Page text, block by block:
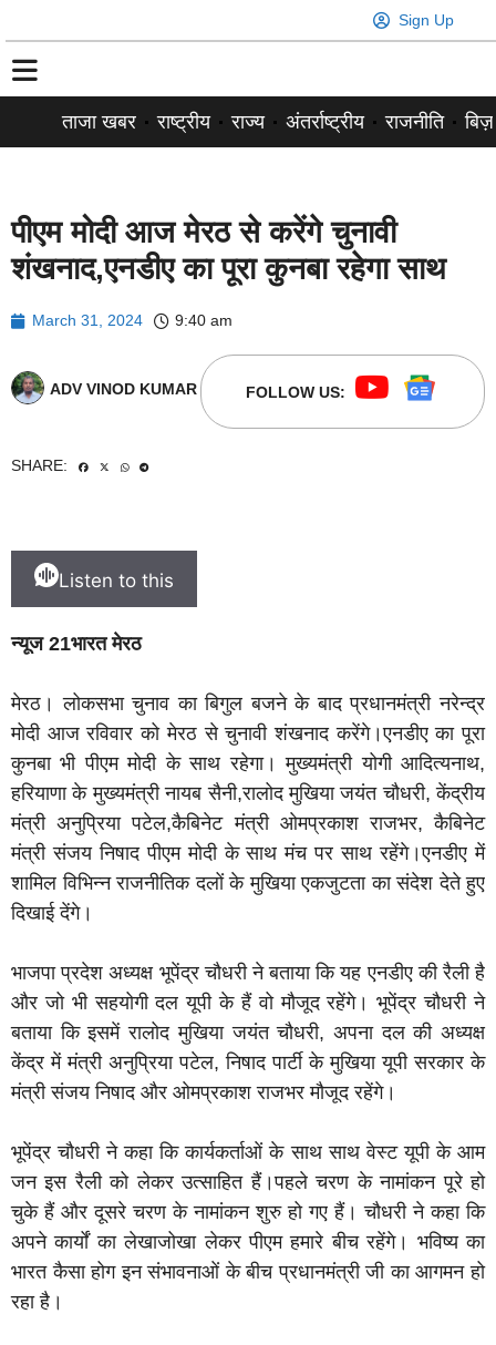
Sign Up
ताजा खबर राष्ट्रीय राज्य अंतर्राष्ट्रीय राजनीति
पीएम मोदी आज मेरठ से करेंगे चुनावी
शंखनाद,एनडीए का पूरा कुनबा रहेगा साथ
March 31, 2024 9:40 am
ADV VINOD KUMAR FOLLOW US:
SHARE:
Listen to this
न्यूज 21भारत मेरठ
मेरठ। लोकसभा चुनाव का बिगुल बजने के बाद प्रधानमंत्री नरेन्द्र
मोदी आज रविवार को मेरठ से चुनावी शंखनाद करेंगे।एनडीए का पूरा
कुनबा भी पीएम मोदी के साथ रहेगा। मुख्यमंत्री योगी आदित्यनाथ,
हरियाणा के मुख्यमंत्री नायब सैनी,रालोद मुखिया जयंत चौधरी, केंद्रीय
मंत्री अनुप्रिया पटेल,कैबिनेट मंत्री ओमप्रकाश राजभर, कैबिनेट
मंत्री संजय निषाद पीएम मोदी के साथ मंच पर साथ रहेंगे।एनडीए में
शामिल विभिन्न राजनीतिक दलों के मुखिया एकजुटता का संदेश देते हुए
दिखाई देंगे।
भाजपा प्रदेश अध्यक्ष भूपेंद्र चौधरी ने बताया कि यह एनडीए की रैली है
और जो भी सहयोगी दल यूपी के हैं वो मौजूद रहेंगे। भूपेंद्र चौधरी ने
बताया कि इसमें रालोद मुखिया जयंत चौधरी, अपना दल की अध्यक्ष
केंद्र में मंत्री अनुप्रिया पटेल, निषाद पार्टी के मुखिया यूपी सरकार के
मंत्री संजय निषाद और ओमप्रकाश राजभर मौजूद रहेंगे।
भूपेंद्र चौधरी ने कहा कि कार्यकर्ताओं के साथ साथ वेस्ट यूपी के आम
जन इस रैली को लेकर उत्साहित हैं।पहले चरण के नामांकन पूरे हो
चुके हैं और दूसरे चरण के नामांकन शुरु हो गए हैं। चौधरी ने कहा कि
अपने कार्यों का लेखाजोखा लेकर पीएम हमारे बीच रहेंगे। भविष्य का
भारत कैसा होग इन संभावनाओं के बीच प्रधानमंत्री जी का आगमन हो
रहा है।